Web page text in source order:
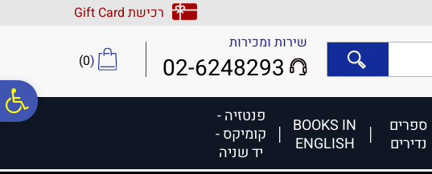
נגישות
אתר
המרכזי
רכישת Gift Card
שירות ומכירות
02-6248293
(
0
)
ספרים
נדירים
BOOKS IN
ENGLISH
פנטזיה -
קומיקס -
יד שניה